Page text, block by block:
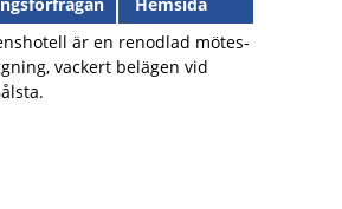
är en renodlad mötes-
vackert belägen vid